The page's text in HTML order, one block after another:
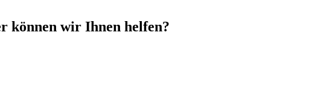
können wir Ihnen helfen?